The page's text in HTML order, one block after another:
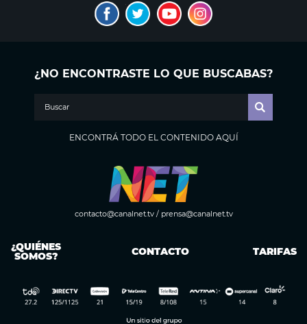
¿NO ENCONTRASTE LO QUE BUSCABAS?
ENCONTRÁ TODO EL CONTENIDO AQUÍ
contacto@canalnet.tv/ prensa@canalnet.tv
¿QUIÉNES
SOMOS? CONTACTO TARIFAS